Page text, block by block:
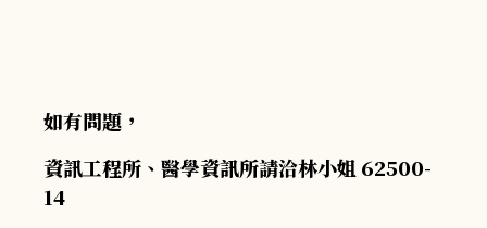
如有問題，
資訊工程所、醫學資訊所請洽林小姐 62500-
14